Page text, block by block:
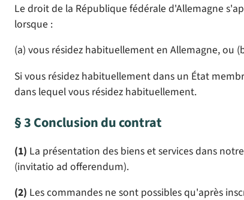
Le droit de la République fédérale d'Allemagne
lorsque :
(a) vous résidez habituellement en Allemagne,
Si vous résidez habituellement dans un État
dans lequel vous résidez habituellement.
§ 3 Conclusion du contrat
(1) La présentation des biens et services dans
(invitatio ad offerendum).
(2) Les commandes ne sont possibles qu'après